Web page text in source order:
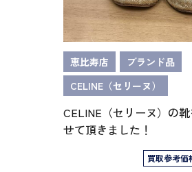
恵比寿店
ブランド品
CELINE（セリーヌ）
CELINE（セリーヌ）の
せて頂きました！
買取参考価